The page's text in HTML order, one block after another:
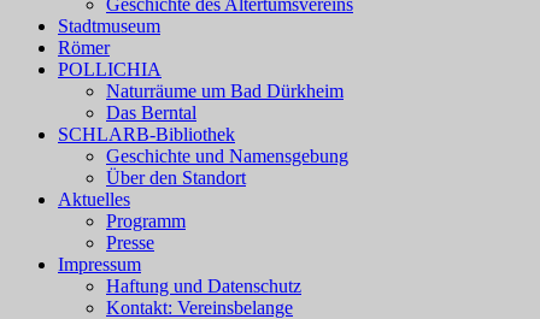
Geschichte des Altertumsvereins
Stadtmuseum
Römer
POLLICHIA
Naturräume um Bad Dürkheim
Das Berntal
SCHLARB-Bibliothek
Geschichte und Namensgebung
Über den Standort
Aktuelles
Programm
Presse
Impressum
Haftung und Datenschutz
Kontakt: Vereinsbelange